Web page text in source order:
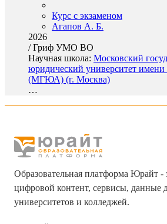
Курс с экзаменом
Агапов А. Б.
2026
/Гриф УМО ВО
Научная школа: Московский
юридический университет
(МГЮА) (г. Москва)
…
Образовательная платформа Юрайт -
цифровой контент, сервисы, данные
университетов и колледжей.